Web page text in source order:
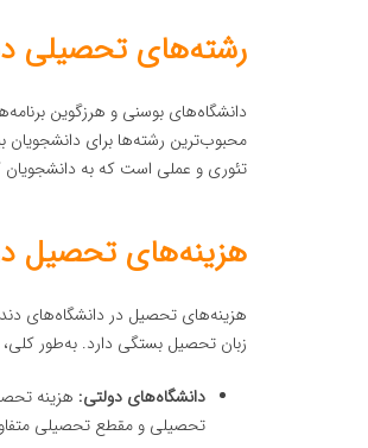
رشته‌های تحصیلی
دانشگاه‌های بوسنی و هرزگوین
تئوری و عملی است که به دانشجویان
هزینه‌های تحصیل
هزینه‌های تحصیل در دانشگاه‌های
زبان تحصیل بستگی دارد. به‌طور
دانشگاه‌های دولتی:
تحصیلی و مقطع تحصیلی